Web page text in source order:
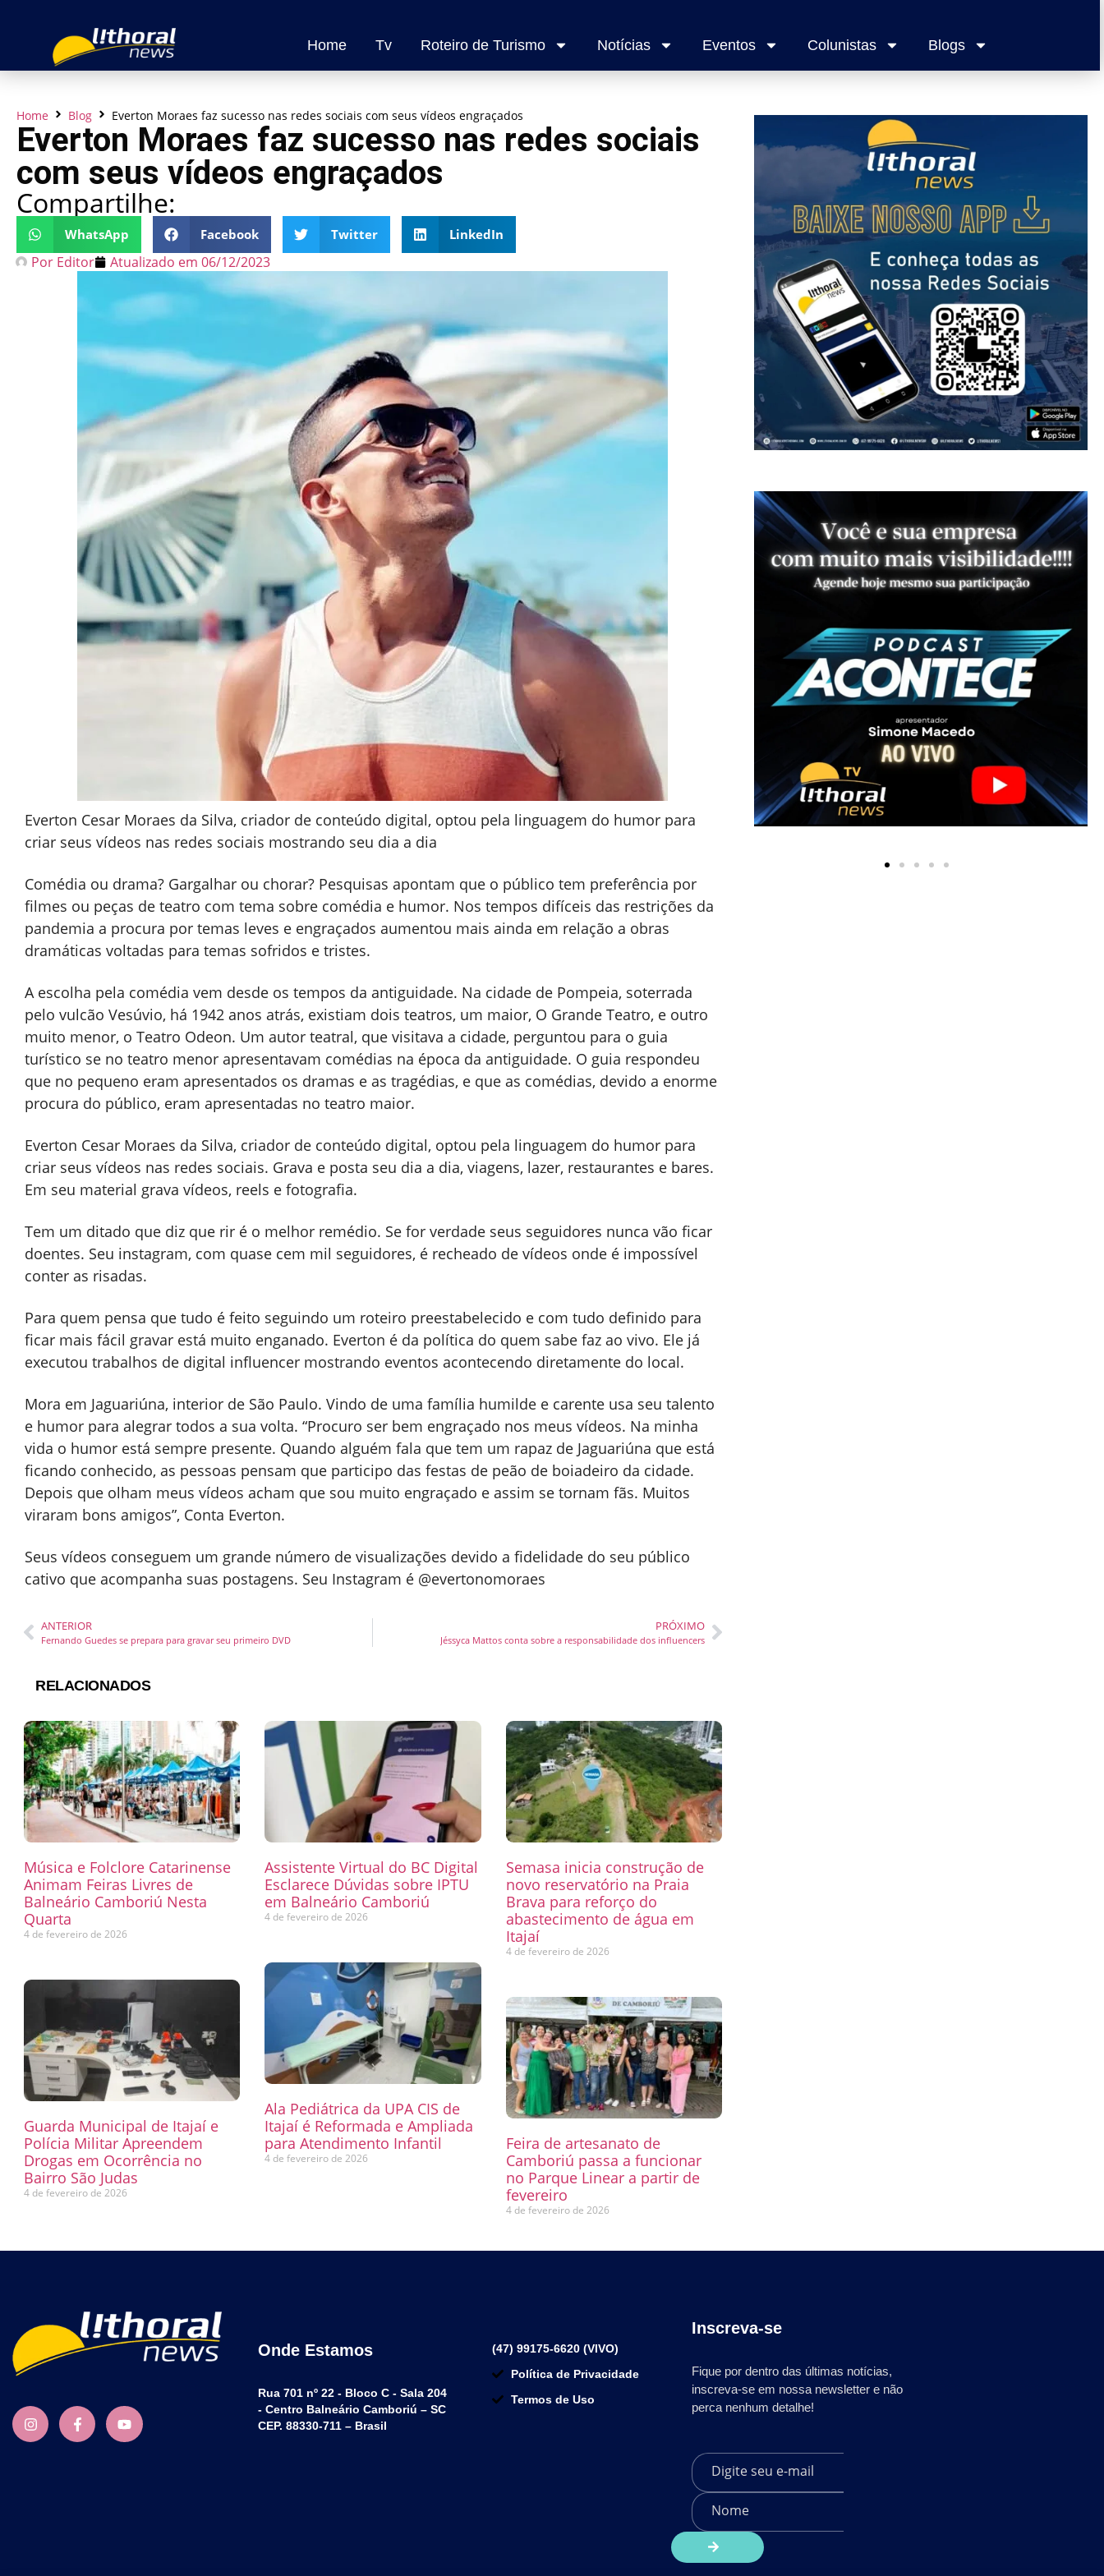
Home Tv Roteiro de Turismo Notícias Eventos Colunistas Blogs
Home Blog Everton Moraes faz sucesso nas redes sociais com seus vídeos engraçados
Everton Moraes faz sucesso nas redes sociais
com seus vídeos engraçados
Compartilhe:
WhatsApp Facebook Twitter LinkedIn
Por Editor Atualizado em 06/12/2023
Everton Cesar Moraes da Silva, criador de conteúdo digital, optou pela linguagem do humor para
criar seus vídeos nas redes sociais mostrando seu dia a dia
Comédia ou drama? Gargalhar ou chorar? Pesquisas apontam que o público tem preferência por
filmes ou peças de teatro com tema sobre comédia e humor. Nos tempos difíceis das restrições da
pandemia a procura por temas leves e engraçados aumentou mais ainda em relação a obras
dramáticas voltadas para temas sofridos e tristes.
A escolha pela comédia vem desde os tempos da antiguidade. Na cidade de Pompeia, soterrada
pelo vulcão Vesúvio, há 1942 anos atrás, existiam dois teatros, um maior, O Grande Teatro, e outro
muito menor, o Teatro Odeon. Um autor teatral, que visitava a cidade, perguntou para o guia
turístico se no teatro menor apresentavam comédias na época da antiguidade. O guia respondeu
que no pequeno eram apresentados os dramas e as tragédias, e que as comédias, devido a enorme
procura do público, eram apresentadas no teatro maior.
Everton Cesar Moraes da Silva, criador de conteúdo digital, optou pela linguagem do humor para
criar seus vídeos nas redes sociais. Grava e posta seu dia a dia, viagens, lazer, restaurantes e bares.
Em seu material grava vídeos, reels e fotografia.
Tem um ditado que diz que rir é o melhor remédio. Se for verdade seus seguidores nunca vão ficar
doentes. Seu instagram, com quase cem mil seguidores, é recheado de vídeos onde é impossível
conter as risadas.
Para quem pensa que tudo é feito seguindo um roteiro preestabelecido e com tudo definido para
ficar mais fácil gravar está muito enganado. Everton é da política do quem sabe faz ao vivo. Ele já
executou trabalhos de digital influencer mostrando eventos acontecendo diretamente do local.
Mora em Jaguariúna, interior de São Paulo. Vindo de uma família humilde e carente usa seu talento
e humor para alegrar todos a sua volta. “Procuro ser bem engraçado nos meus vídeos. Na minha
vida o humor está sempre presente. Quando alguém fala que tem um rapaz de Jaguariúna que está
ficando conhecido, as pessoas pensam que participo das festas de peão de boiadeiro da cidade.
Depois que olham meus vídeos acham que sou muito engraçado e assim se tornam fãs. Muitos
viraram bons amigos”, Conta Everton.
Seus vídeos conseguem um grande número de visualizações devido a fidelidade do seu público
cativo que acompanha suas postagens. Seu Instagram é @evertonomoraes
ANTERIOR
Fernando Guedes se prepara para gravar seu primeiro DVD
PRÓXIMO
Jéssyca Mattos conta sobre a responsabilidade dos influencers
RELACIONADOS
Música e Folclore Catarinense
Animam Feiras Livres de
Balneário Camboriú Nesta
Quarta
4 de fevereiro de 2026
Assistente Virtual do BC Digital
Esclarece Dúvidas sobre IPTU
em Balneário Camboriú
4 de fevereiro de 2026
Semasa inicia construção de
novo reservatório na Praia
Brava para reforço do
abastecimento de água em
Itajaí
4 de fevereiro de 2026
Guarda Municipal de Itajaí e
Polícia Militar Apreendem
Drogas em Ocorrência no
Bairro São Judas
4 de fevereiro de 2026
Ala Pediátrica da UPA CIS de
Itajaí é Reformada e Ampliada
para Atendimento Infantil
4 de fevereiro de 2026
Feira de artesanato de
Camboriú passa a funcionar
no Parque Linear a partir de
fevereiro
4 de fevereiro de 2026
Onde Estamos
Rua 701 nº 22 - Bloco C - Sala 204
- Centro Balneário Camboriú – SC
CEP. 88330-711 – Brasil
(47) 99175-6620 (VIVO)
Política de Privacidade
Termos de Uso
Inscreva-se
Fique por dentro das últimas notícias,
inscreva-se em nossa newsletter e não
perca nenhum detalhe!